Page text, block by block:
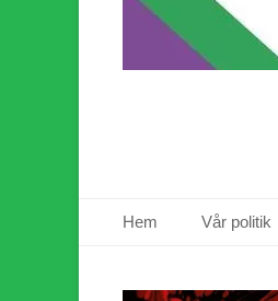
Primär meny
Hem Vår politik